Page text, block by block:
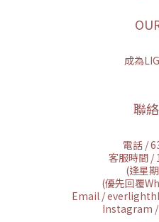
成為
聯
電話 /
客服時間 /
(逢星
(優先回覆
Email /
Instagram